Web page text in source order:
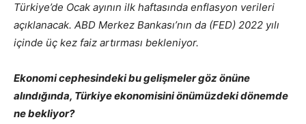
Türkiye’de Ocak ayının ilk haftasında enflasyon verileri
açıklanacak. ABD Merkez Bankası’nın da (FED) 2022 yılı
içinde üç kez faiz artırması bekleniyor.
Ekonomi cephesindeki bu gelişmeler göz önüne
alındığında, Türkiye ekonomisini önümüzdeki dönemde
ne bekliyor?